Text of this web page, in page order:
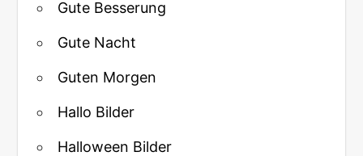
Gute Besserung
Gute Nacht
Guten Morgen
Hallo Bilder
Halloween Bilder